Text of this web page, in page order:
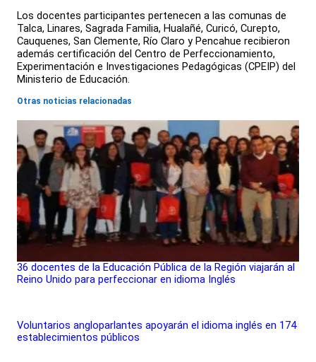
Los docentes participantes pertenecen a las comunas de
Talca, Linares, Sagrada Familia, Hualañé, Curicó, Curepto,
Cauquenes, San Clemente, Río Claro y Pencahue recibieron
además certificación del Centro de Perfeccionamiento,
Experimentación e Investigaciones Pedagógicas (CPEIP) del
Ministerio de Educación.
Otras noticias relacionadas
36 docentes de la Educación Pública de la Región viajarán al
Reino Unido para perfeccionar en idioma Inglés
Voluntarios angloparlantes apoyarán el idioma inglés en 174
establecimientos públicos